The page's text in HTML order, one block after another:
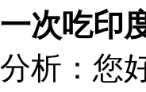
一次吃印
分析：您